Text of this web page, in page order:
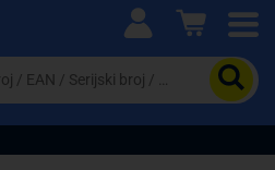
asortiman proizvoda i